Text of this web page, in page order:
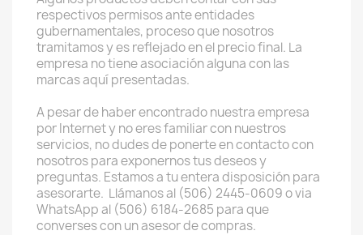
respectivos permisos ante entidades
gubernamentales, proceso que nosotros
tramitamos y es reflejado en el precio final. La
empresa no tiene asociación alguna con las
marcas aquí presentadas.
A pesar de haber encontrado nuestra empresa
por Internet y no eres familiar con nuestros
servicios, no dudes de ponerte en contacto con
nosotros para exponernos tus deseos y
preguntas. Estamos a tu entera disposición para
asesorarte. Llámanos al (506) 2445-0609 o via
WhatsApp al (506) 6184-2685 para que
converses con un asesor de compras.